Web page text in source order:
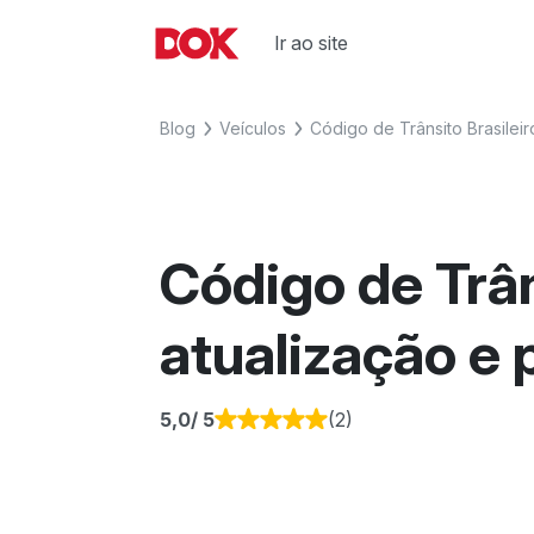
Acesse o Blog e conheça todos
Fique por dentro de artigos sobre
Ir ao site
Blog Veículos Código de Trânsito
Código de
atualização e
5,0/ 5 (2)